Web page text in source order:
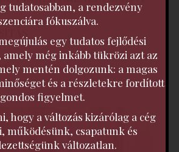
tudatosabban, a rendezvény
fókuszálva.
egy tudatos fejlődési
még inkább tükrözi azt az
mentén dolgozunk: a magas
és a részletekre fordított
gondos figyelmet.
hogy a változás kizárólag a cég
működésünk, csapatunk és
változatlan.